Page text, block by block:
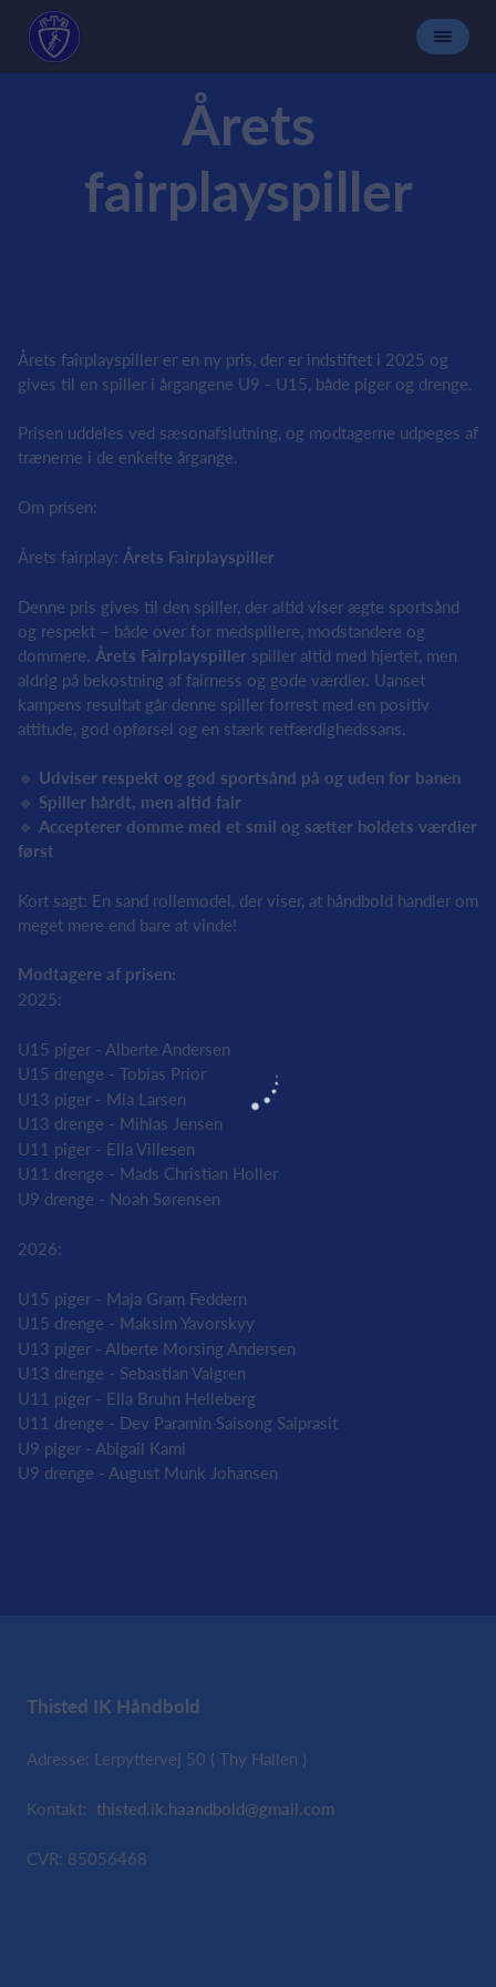
Årets
fairplayspiller
Årets fairplayspiller er en ny pris, der er indstiftet i 2025 og
gives til en spiller i årgangene U9 - U15, både piger og drenge.
Prisen uddeles ved sæsonafslutning, og modtagerne udpeges af
trænerne i de enkelte årgange.
Om prisen:
Årets fairplay: Årets Fairplayspiller
Denne pris gives til den spiller, der altid viser ægte sportsånd
og respekt – både over for medspillere, modstandere og
dommere. Årets Fairplayspiller spiller altid med hjertet, men
aldrig på bekostning af fairness og gode værdier. Uanset
kampens resultat går denne spiller forrest med en positiv
attitude, god opførsel og en stærk retfærdighedssans.
🔹 Udviser respekt og god sportsånd på og uden for banen
🔹 Spiller hårdt, men altid fair
🔹 Accepterer domme med et smil og sætter holdets værdier
først
Kort sagt: En sand rollemodel, der viser, at håndbold handler om
meget mere end bare at vinde!
Modtagere af prisen:
2025:
U15 piger - Alberte Andersen
U15 drenge - Tobias Prior
U13 piger - Mia Larsen
U13 drenge - Mihlas Jensen
U11 piger - Ella Villesen
U11 drenge - Mads Christian Holler
U9 drenge - Noah Sørensen
2026:
U15 piger - Maja Gram Feddern
U15 drenge - Maksim Yavorskyy
U13 piger - Alberte Morsing Andersen
U13 drenge - Sebastian Valgren
U11 piger - Ella Bruhn Helleberg
U11 drenge - Dev Paramin Saisong Saiprasit
U9 piger - Abigail Kami
U9 drenge - August Munk Johansen
Thisted IK Håndbold
Adresse: Lerpyttervej 50 ( Thy Hallen )
Kontakt: thisted.ik.haandbold@gmail.com
CVR: 85056468